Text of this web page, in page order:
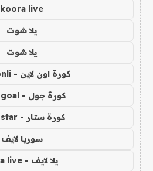
koora live
يلا شوت
يلا شوت
كورة اون لاين - kora onli
كورة جول - kora goal
كورة ستار - kora star
سوريا لايف
يلا لايف - yalla live